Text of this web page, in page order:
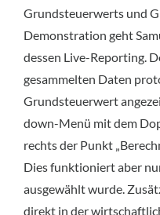
Grundsteuerwerts und
Demonstration geht
dessen Live-Reporting.
gesammelten Daten
Grundsteuerwert
down-Menü mit dem
rechts der Punkt
Dies funktioniert aber
ausgewählt wurde.
direkt in der